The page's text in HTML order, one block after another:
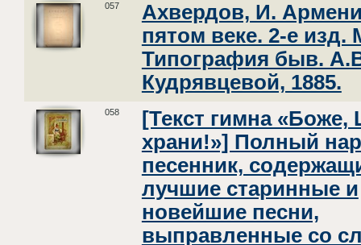
057
Ахвердов, И.
пятом веке. 2-е изд.
Типография быв.
Кудрявцевой, 1885.
058
[Текст гимна «Боже,
храни!»] Полный
песенник,
лучшие старинные и
новейшие песни,
выправленные со